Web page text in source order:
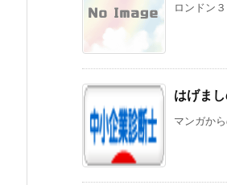
ロンドン
はげま
マンガか